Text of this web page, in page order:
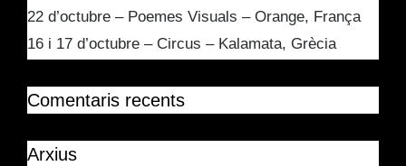
22 d’octubre – Poemes Visuals – Orange, França
16 i 17 d’octubre – Circus – Kalamata, Grècia
Comentaris recents
Arxius